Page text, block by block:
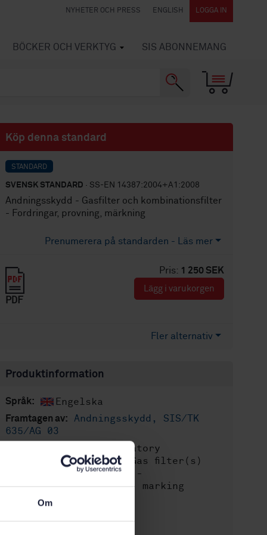
Om
NYHETER OCH PRESS ENGLISH LOGGA IN
BÖCKER OCH VERKTYG SIS ABONNEMANG
Köp denna standard
STANDARD
SVENSK STANDARD · SS-EN 14387:2004+A1:2008
Andningsskydd - Gasfilter och kombinationsfilter
- Fordringar, provning, märkning
Prenumerera på standarden - Läs mer
Pris: 1 250 SEK
PDF
Lägg i varukorgen
Fler alternativ
Produktinformation
Språk: Engelska
Framtagen av:
Andningsskydd, SIS/TK
635/AG 03
Respiratory
protective devices - Gas filter(s)
and combined filter(s) -
Requirements, testing, marking
Artikelnummer:
Utgåva:1